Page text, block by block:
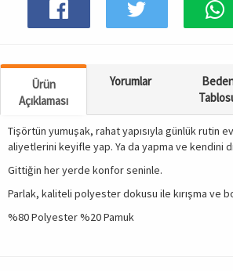
Ürün
Açıklaması
Yorumlar
Tişörtün yumuşak, rahat yapısıyla günlük rutin
aliyetlerini keyifle yap. Ya da yapma ve kendini
Gittiğin her yerde konfor seninle.
Parlak, kaliteli polyester dokusu ile kırışma ve
%80 Polyester %20 Pamuk
AKSESUAR